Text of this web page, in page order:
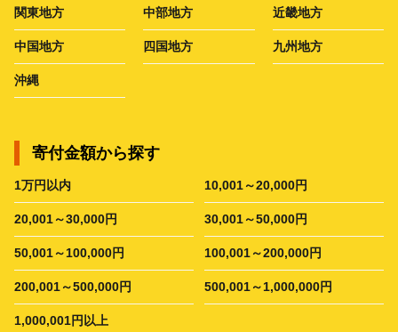
関東地方 中部地方 近畿地方
中国地方 四国地方 九州地方
沖縄
寄付金額から探す
1万円以内 10,001～20,000円
20,001～30,000円 30,001～50,000円
50,001～100,000円 100,001～200,000円
200,001～500,000円 500,001～1,000,000円
1,000,001円以上